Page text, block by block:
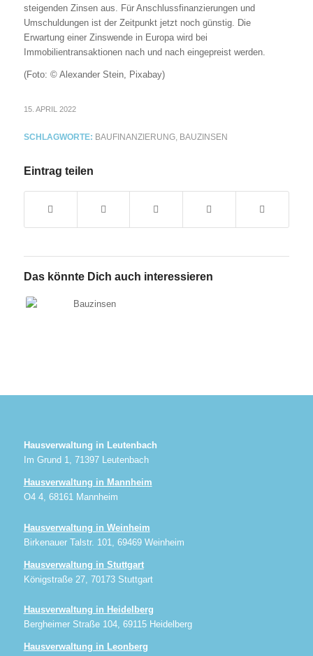
steigenden Zinsen aus. Für Anschlussfinanzierungen und
Umschuldungen ist der Zeitpunkt jetzt noch günstig. Die
Erwartung einer Zinswende in Europa wird bei
Immobilientransaktionen nach und nach eingepreist werden.
(Foto: © Alexander Stein, Pixabay)
15. APRIL 2022
SCHLAGWORTE: BAUFINANZIERUNG, BAUZINSEN
Eintrag teilen
Das könnte Dich auch interessieren
Hausverwaltung in Leutenbach
Im Grund 1, 71397 Leutenbach
Hausverwaltung in Mannheim
O4 4, 68161 Mannheim
Hausverwaltung in Weinheim
Birkenauer Talstr. 101, 69469 Weinheim
Hausverwaltung in Stuttgart
Königstraße 27, 70173 Stuttgart
Hausverwaltung in Heidelberg
Bergheimer Straße 104, 69115 Heidelberg
Hausverwaltung in Leonberg